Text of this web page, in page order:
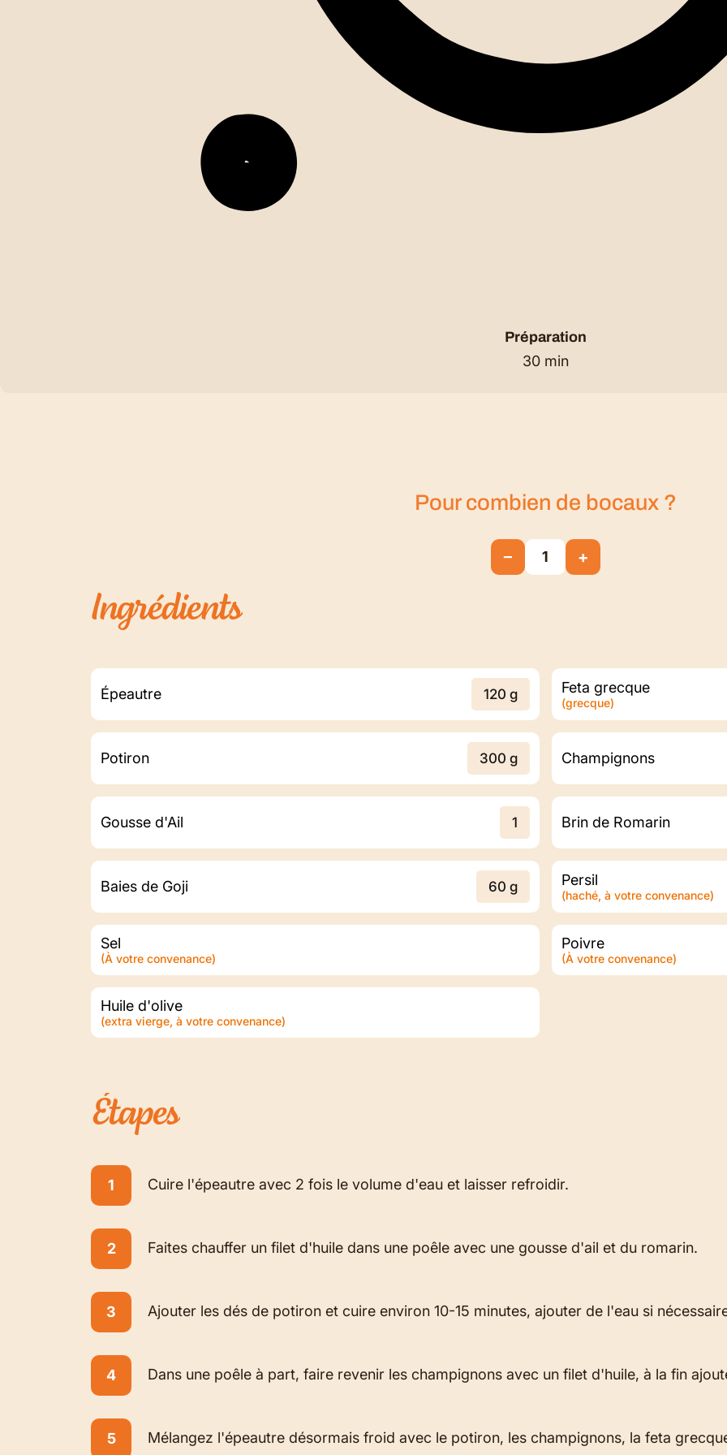
Préparation
30 min
Pour combien de bocaux?
− 1 +
Ingrédients
Épeautre 120 g Feta grecque
(grecque)
Potiron 300 g Champignons
Gousse d'Ail 1 Brin de Romarin
Baies de Goji 60 g Persil
(haché, à votre convenance)
Sel
(À votre convenance)
Poivre
(À votre convenance)
Huile d'olive
(extra vierge, à votre convenance)
Étapes
Cuire l'épeautre avec 2 fois le volume d'eau et laisser refroidir.
Faites chauffer un filet d'huile dans une poêle avec une gousse d'ail et du romarin.
Ajouter les dés de potiron et cuire environ 10-15 minutes, ajouter de l'eau si
Dans une poêle à part, faire revenir les champignons avec un filet d'huile, à la fin
Mélangez l'épeautre désormais froid avec le potiron, les champignons, la feta